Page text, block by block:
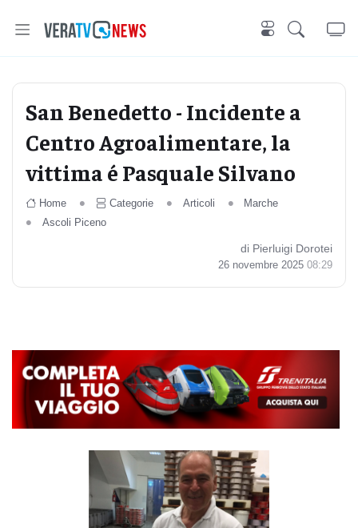
San Benedetto - Incidente a
Centro Agroalimentare, la
vittima é Pasquale Silvano
Home Categorie Articoli
Marche
Ascoli Piceno
di Pierluigi Dorotei
26 novembre 2025 08:29